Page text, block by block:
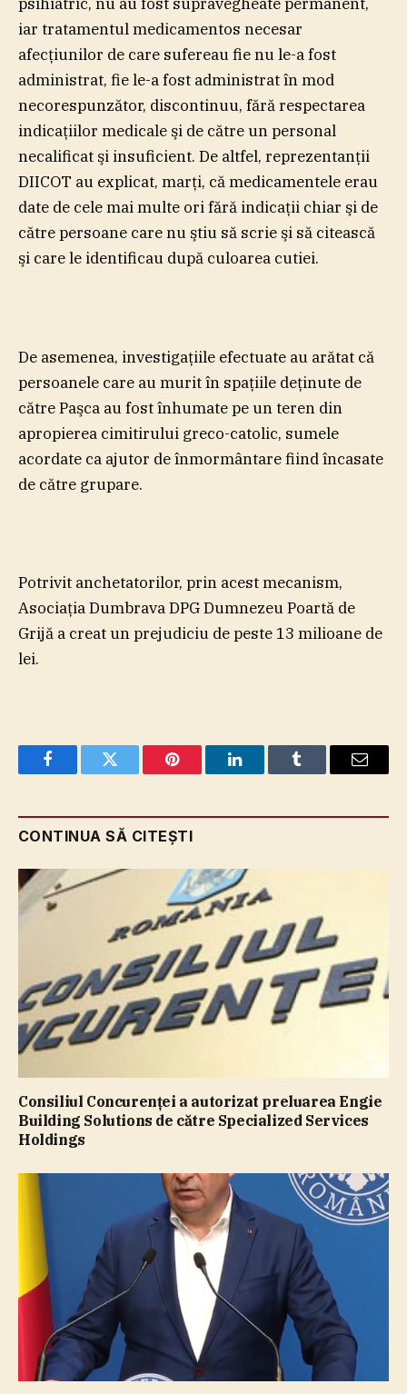
iar tratamentul medicamentos necesar
afecţiunilor de care sufereau fie nu le-a fost
administrat, fie le-a fost administrat în mod
necorespunzător, discontinuu, fără respectarea
indicaţiilor medicale şi de către un personal
necalificat şi insuficient. De altfel, reprezentanţii
DIICOT au explicat, marţi, că medicamentele erau
date de cele mai multe ori fără indicaţii chiar şi de
către persoane care nu ştiu să scrie şi să citească
şi care le identificau după culoarea cutiei.
De asemenea, investigaţiile efectuate au arătat că
persoanele care au murit în spaţiile deţinute de
către Paşca au fost înhumate pe un teren din
apropierea cimitirului greco-catolic, sumele
acordate ca ajutor de înmormântare fiind încasate
de către grupare.
Potrivit anchetatorilor, prin acest mecanism,
Asociaţia Dumbrava DPG Dumnezeu Poartă de
Grijă a creat un prejudiciu de peste 13 milioane de
lei.
FacebookTwitter Pinterest LinkedInTumblr Email
CONTINUA SĂ CITEȘTI
Consiliul Concurenţei a autorizat preluarea Engie
Building Solutions de către Specialized Services
Holdings